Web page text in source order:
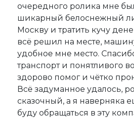
очередного ролика мне
шикарный белоснежный
Москву и тратить кучу
всё решил на месте,
удобное мне место.
транспорт и понятливого
здорово помог и чётко
Всё задуманное удалось,
сказочный, а я наверняка
буду обращаться в эту